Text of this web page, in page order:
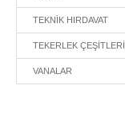
TEKNİK HIRDAVAT
TEKERLEK ÇEŞİTLERİ
VANALAR